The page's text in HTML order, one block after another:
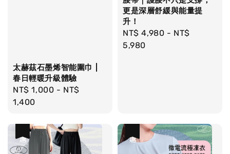
太赫茲石墨烯智能圍巾 |
春日輕暖升級體驗
Regular
price
NT$ 1,000 - NT$
1,400
更是深層舒緩與能量提
升！
Regular
price
NT$ 4,980 - NT$
5,980